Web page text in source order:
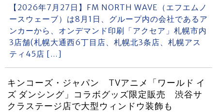
【2026年7月27日】FM NORTH WAVE（エフエムノ
ースウェーブ）は8月1日、グループ内の会社であるア
ンカーから、オンデマンド印刷「アクセア」札幌市内
3店舗(札幌大通西6丁目店、札幌北3条店、札幌アス
ティ45店 […]
キンコーズ・ジャパン TVアニメ「ワールド イ
ズ ダンシング」コラボグッズ限定販売 渋谷サ
クラステージ店で大型ウィンドウ装飾も